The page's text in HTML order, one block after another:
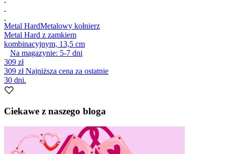
Metal HardMetalowy kołnierz
Metal Hard z zamkiem
kombinacyjnym, 13,5 cm
Na magazynie: 5-7 dni
309 zł
309 złNajniższa cena za ostatnie
30 dni.
Ciekawe z naszego bloga